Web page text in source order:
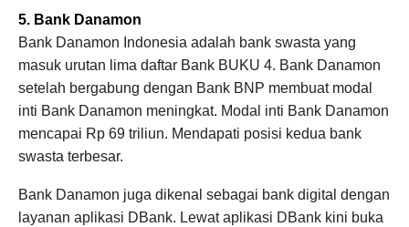
5. Bank Danamon
Bank Danamon Indonesia adalah bank swasta yang
masuk urutan lima daftar Bank BUKU 4. Bank Danamon
setelah bergabung dengan Bank BNP membuat modal
inti Bank Danamon meningkat. Modal inti Bank Danamon
mencapai Rp 69 triliun. Mendapati posisi kedua bank
swasta terbesar.
Bank Danamon juga dikenal sebagai bank digital dengan
layanan aplikasi DBank. Lewat aplikasi DBank kini buka